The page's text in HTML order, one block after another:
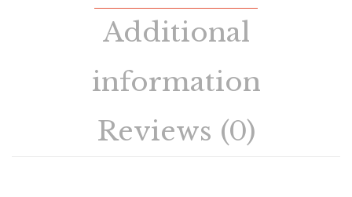
Additional
information
Reviews (0)